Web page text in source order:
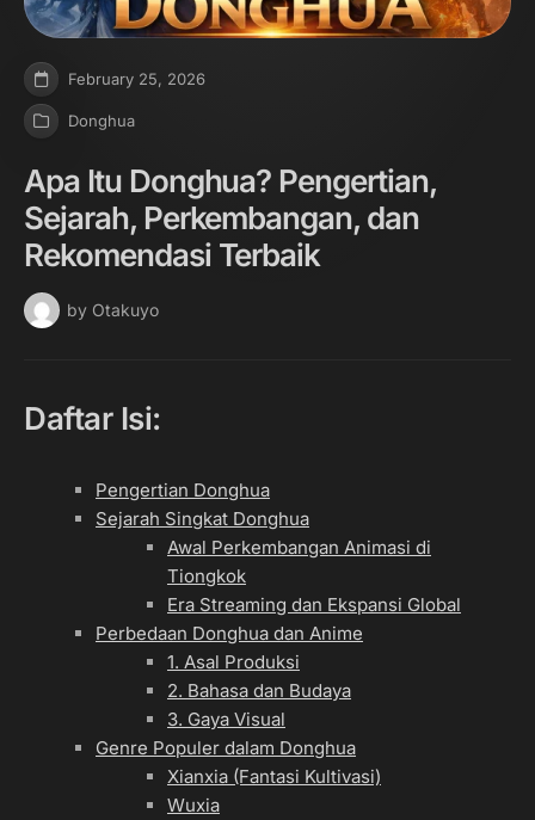
February 25, 2026
Donghua
Apa Itu Donghua? Pengertian,
Sejarah, Perkembangan, dan
Rekomendasi Terbaik
by Otakuyo
Daftar Isi:
Pengertian Donghua
Sejarah Singkat Donghua
Awal Perkembangan Animasi di
Tiongkok
Era Streaming dan Ekspansi Global
Perbedaan Donghua dan Anime
1. Asal Produksi
2. Bahasa dan Budaya
3. Gaya Visual
Genre Populer dalam Donghua
Xianxia (Fantasi Kultivasi)
Wuxia